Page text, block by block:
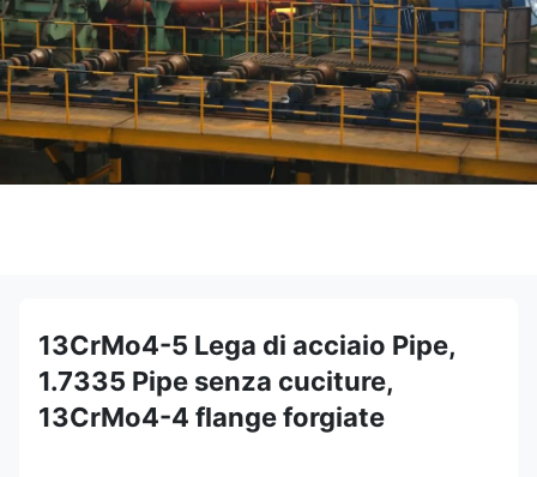
13CrMo4-5 Lega di acciaio Pipe,
1.7335 Pipe senza cuciture,
13CrMo4-4 flange forgiate